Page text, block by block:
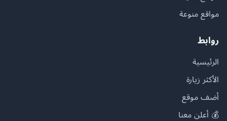
مواقع منوعة
روابط
الرئيسية
الأكثر زيارة
أضف موقع
💰 أعلن معنا